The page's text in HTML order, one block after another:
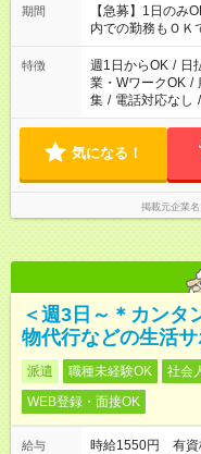
期間
【急募】1日の
内での勤務もＯ
特徴 週1日からOK / 日
業・WワークOK /
集 / 電話対応なし /
気になる！
掲載元企業名
＜週3日～＊カンタ
物代行などの生活サ
派遣 職種未経験OK 社会
WEB登録・面接OK
給与
時給1550円 有資